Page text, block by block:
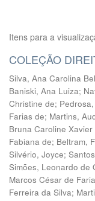
Itens para a
COLEÇÃO
Silva, Ana Carolina
Baniski, Ana Luiza;
Christine de;
Farias de; Martins,
Bruna Caroline Xavier
Fabiana de; Beltram,
Silvério, Joyce;
Simões, Leonardo de
Marcos César de
Ferreira da Silva;